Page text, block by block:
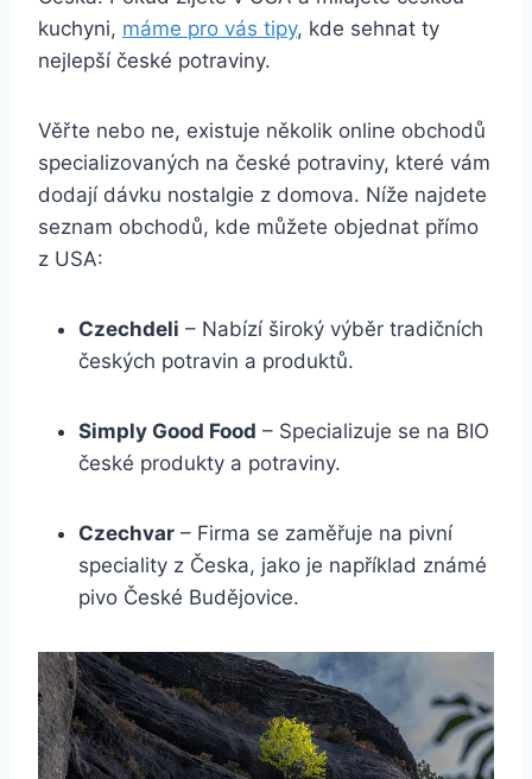
kuchyni, máme pro vás tipy, kde sehnat ty
nejlepší české potraviny.
Věřte nebo ne, existuje několik online obchodů
specializovaných na české potraviny, které vám
dodají dávku nostalgie z domova. Níže najdete
seznam obchodů, kde můžete objednat přímo
z USA:
Czechdeli – Nabízí široký výběr tradičních
českých potravin a produktů.
Simply Good Food – Specializuje se na BIO
české produkty a potraviny.
Czechvar – Firma se zaměřuje na pivní
speciality z Česka, jako je například známé
pivo České Budějovice.